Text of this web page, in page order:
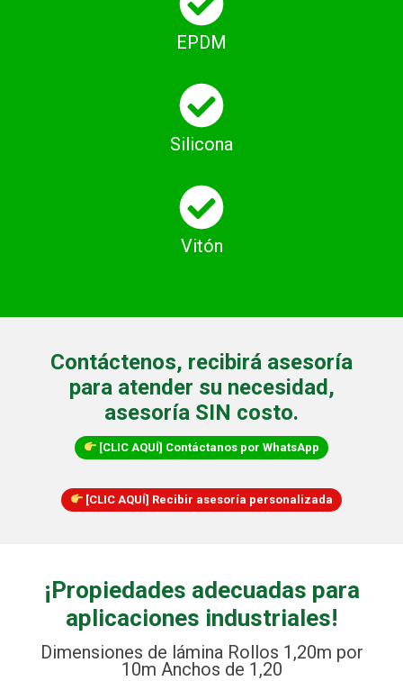
EPDM
Silicona
Vitón
Contáctenos, recibirá asesoría
para atender su necesidad,
asesoría SIN costo.
[CLIC AQUÍ] Contáctanos por WhatsApp
[CLIC AQUÍ] Recibir asesoría personalizada
¡Propiedades adecuadas para
aplicaciones industriales!
Dimensiones de lámina Rollos 1,20m por
10m Anchos de 1,20